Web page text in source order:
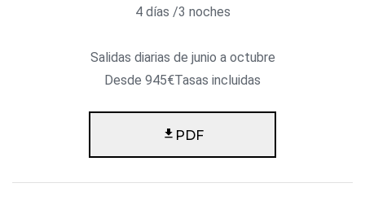
4 días /3 noches
Salidas diarias de junio a octubre
Desde 945€Tasas incluidas
PDF